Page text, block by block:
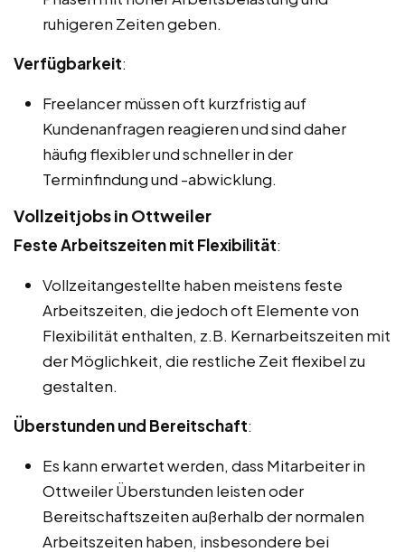
ruhigeren Zeiten geben.
Verfügbarkeit:
Freelancer müssen oft kurzfristig auf
Kundenanfragen reagieren und sind daher
häufig flexibler und schneller in der
Terminfindung und -abwicklung.
Vollzeitjobs in Ottweiler
Feste Arbeitszeiten mit Flexibilität:
Vollzeitangestellte haben meistens feste
Arbeitszeiten, die jedoch oft Elemente von
Flexibilität enthalten, z.B. Kernarbeitszeiten mit
der Möglichkeit, die restliche Zeit flexibel zu
gestalten.
Überstunden und Bereitschaft:
Es kann erwartet werden, dass Mitarbeiter in
Ottweiler Überstunden leisten oder
Bereitschaftszeiten außerhalb der normalen
Arbeitszeiten haben, insbesondere bei